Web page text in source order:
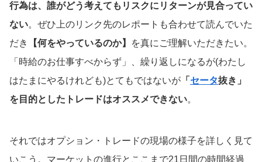
行為は、誰がどう考えてもリスクにリターンが見合ってい
ない。ぜひ上のリンク先のレポートも合わせて読んでいた
だき
【何をやっているのか】
を真にご理解いただきたい。
「時給のお仕事すべからず」、繰り返しになるが(わたし
はたまにやるけれども)とてもではないが 「 セータ抜き」
を目的としたトレードはオススメできない。
それではオプション・トレードの現場の様子を詳しく見て
いこう。マーケットの進行とここまで21日間の時間経過